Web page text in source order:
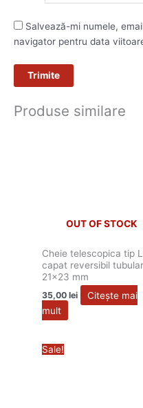
Salvează-mi numele,
navigator pentru data
Produse similare
OUT OF STOCK
Cheie telescopica tip
capat reversibil
21×23 mm
35,00lei
Citește mai
mult
Sale!